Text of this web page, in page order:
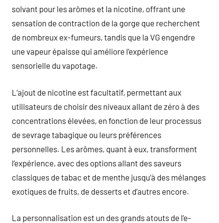
solvant pour les arômes et la nicotine, offrant une
sensation de contraction de la gorge que recherchent
de nombreux ex-fumeurs, tandis que la VG engendre
une vapeur épaisse qui améliore l’expérience
sensorielle du vapotage.
L’ajout de nicotine est facultatif, permettant aux
utilisateurs de choisir des niveaux allant de zéro à des
concentrations élevées, en fonction de leur processus
de sevrage tabagique ou leurs préférences
personnelles. Les arômes, quant à eux, transforment
l’expérience, avec des options allant des saveurs
classiques de tabac et de menthe jusqu’à des mélanges
exotiques de fruits, de desserts et d’autres encore.
La personnalisation est un des grands atouts de l’e-